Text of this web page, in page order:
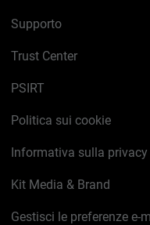
Supporto
Trust Center
PSIRT
Politica sui cookie
Informativa sulla privacy
Kit Media & Brand
Gestisci le preferenze e-